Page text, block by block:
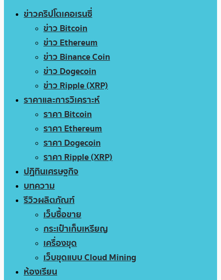
ข่าวคริปโตเคอเรนซี่
ข่าว Bitcoin
ข่าว Ethereum
ข่าว Binance Coin
ข่าว Dogecoin
ข่าว Ripple (XRP)
ราคาและการวิเคราะห์
ราคา Bitcoin
ราคา Ethereum
ราคา Dogecoin
ราคา Ripple (XRP)
ปฏิทินเศรษฐกิจ
บทความ
รีวิวผลิตภัณฑ์
เว็บซื้อขาย
กระเป๋าเก็บเหรียญ
เครื่องขุด
เว็บขุดแบบ Cloud Mining
ห้องเรียน